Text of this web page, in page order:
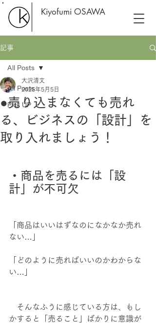
Kiyofumi OSAWA
記事
All Posts
Pick UP
All Posts
●売り込まなくても売れ
る、ビジネスの「設計」を
取り入れましょう！
大沢清文
2025年5月5日
・商品を売るには「設
計」が不可欠
「商品はいいはずなのになかなか売れ
ない…」
「どのように売ればいいのかわからな
い…」
そんなふうに感じている方は、もし
かすると「売ること」ばかりに意識が